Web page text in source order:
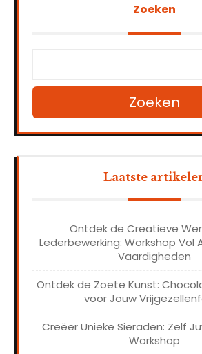
Zoeken
Zoeken
Laatste
Ontdek de Creatieve
Lederbewerking: Workshop Vol
Vaardigheden
Ontdek de Zoete Kunst:
voor Jouw
Creëer Unieke Sieraden: Zelf
Workshop